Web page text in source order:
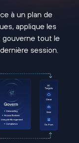
à un plan de
applique les
gouverne tout le
session.